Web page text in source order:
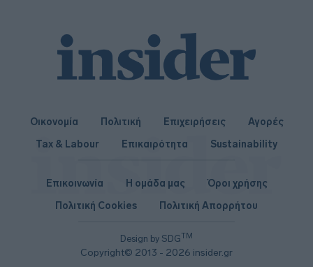
Οικονομία Πολιτική Επιχειρήσεις
Αγορές
Tax & Labour
Επικαιρότητα Sustainability
Design by SDGTM
Copyright© 2013 - 2026 insider.gr
Επικοινωνία Η ομάδα μας
Όροι χρήσης
Πολιτική Cookies
Πολιτική Απορρήτου